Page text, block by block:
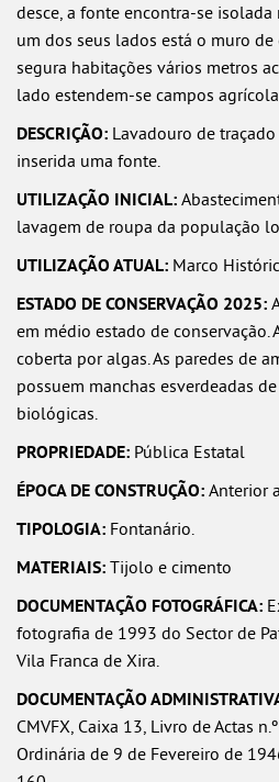
desce, a fonte encontra-se
um dos seus lados está o muro
segura habitações vários metros
lado estendem-se campos
DESCRIÇÃO: Lavadouro de
inserida uma fonte.
UTILIZAÇÃO INICIAL:
lavagem de roupa da população
UTILIZAÇÃO ATUAL: Marco
ESTADO DE CONSERVAÇÃO 2025:
em médio estado de conservação.
coberta por algas. As paredes de
possuem manchas esverdeadas
biológicas.
PROPRIEDADE: Pública Estatal
ÉPOCA DE CONSTRUÇÃO: Anterior
TIPOLOGIA: Fontanário.
MATERIAIS: Tijolo e cimento
DOCUMENTAÇÃO FOTOGRÁFICA:
fotografia de 1993 do Sector de
Vila Franca de Xira.
DOCUMENTAÇÃO
CMVFX, Caixa 13, Livro de Actas
Ordinária de 9 de Fevereiro de